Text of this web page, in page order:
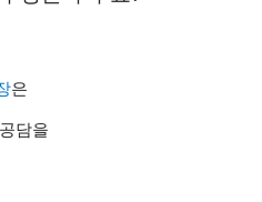
은
담을